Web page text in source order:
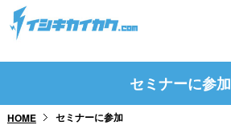
トップページ
セミナーに参加
HOME セミナーに参加